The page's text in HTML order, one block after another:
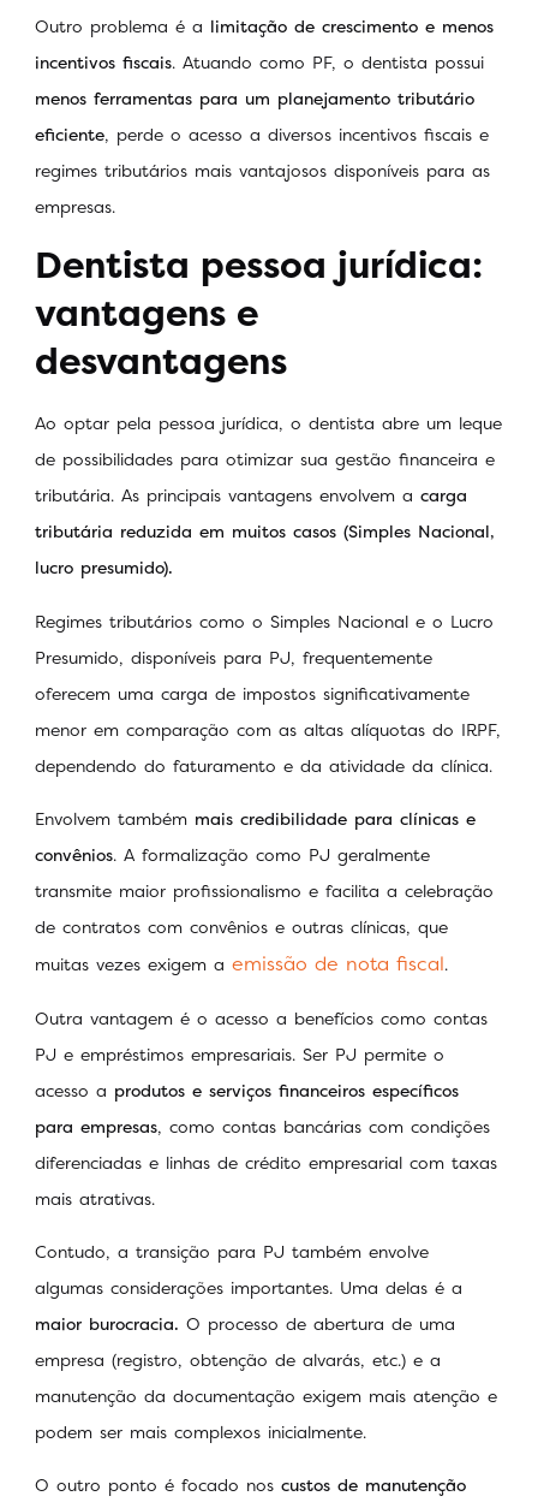
Outro problema é a limitação de crescimento e menos
incentivos fiscais. Atuando como PF, o dentista possui
menos ferramentas para um planejamento tributário
eficiente, perde o acesso a diversos incentivos fiscais e
regimes tributários mais vantajosos disponíveis para as
empresas.
Dentista pessoa jurídica:
vantagens e
desvantagens
Ao optar pela pessoa jurídica, o dentista abre um leque
de possibilidades para otimizar sua gestão financeira e
tributária. As principais vantagens envolvem a carga
tributária reduzida em muitos casos (Simples Nacional,
lucro presumido).
Regimes tributários como o Simples Nacional e o Lucro
Presumido, disponíveis para PJ, frequentemente
oferecem uma carga de impostos significativamente
menor em comparação com as altas alíquotas do IRPF,
dependendo do faturamento e da atividade da clínica.
Envolvem também mais credibilidade para clínicas e
convênios. A formalização como PJ geralmente
transmite maior profissionalismo e facilita a celebração
de contratos com convênios e outras clínicas, que
muitas vezes exigem a emissão de nota fiscal.
Outra vantagem é o acesso a benefícios como contas
PJ e empréstimos empresariais. Ser PJ permite o
acesso a produtos e serviços financeiros específicos
para empresas, como contas bancárias com condições
diferenciadas e linhas de crédito empresarial com taxas
mais atrativas.
Contudo, a transição para PJ também envolve
algumas considerações importantes. Uma delas é a
maior burocracia. O processo de abertura de uma
empresa (registro, obtenção de alvarás, etc.) e a
manutenção da documentação exigem mais atenção e
podem ser mais complexos inicialmente.
O outro ponto é focado nos custos de manutenção